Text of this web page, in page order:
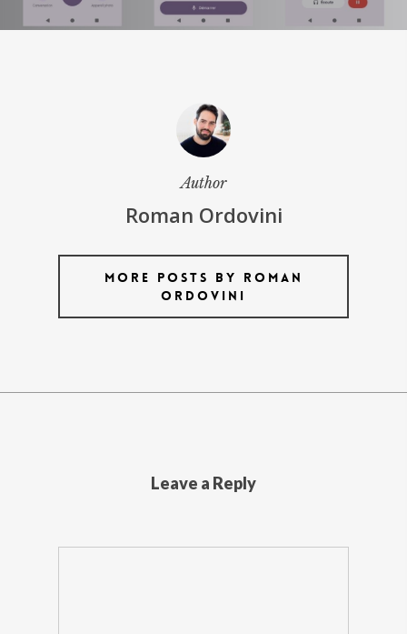
Author
Roman Ordovini
More posts by Roman
Ordovini
Leave a Reply